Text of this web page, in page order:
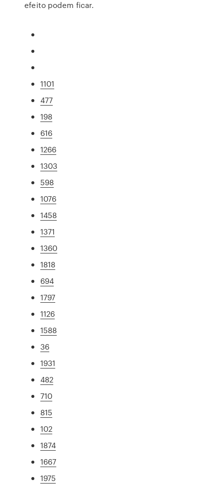
efeito podem ficar.
1101
477
198
616
1266
1303
598
1076
1458
1371
1360
1818
694
1797
1126
1588
36
1931
482
710
815
102
1874
1667
1975